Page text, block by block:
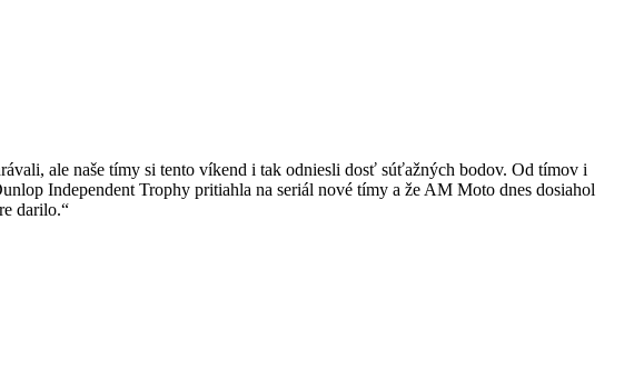
ale naše tímy si tento víkend i tak odniesli dosť súťažných bodov. Od tímov i
Independent Trophy pritiahla na seriál nové tímy a že AM Moto dnes dosiahol
darilo.“